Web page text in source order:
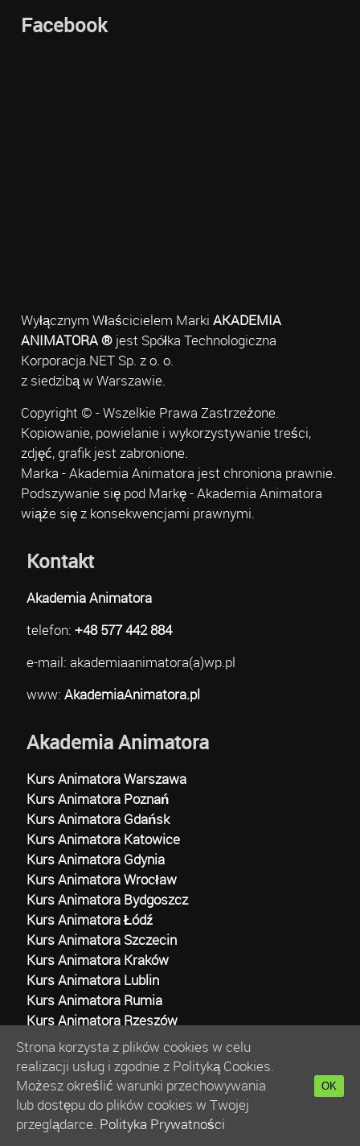
Facebook
Wyłącznym Właścicielem Marki AKADEMIA
ANIMATORA ®jest Spółka Technologiczna
Korporacja.NET Sp. z o. o.
z siedzibą w Warszawie.
Copyright © - Wszelkie Prawa Zastrzeżone.
Kopiowanie, powielanie i wykorzystywanie treści,
zdjęć, grafik jest zabronione.
Marka - Akademia Animatora jest chroniona prawnie.
Podszywanie się pod Markę - Akademia Animatora
wiąże się z konsekwencjami prawnymi.
Kontakt
Akademia Animatora
telefon: +48 577 442 884
e-mail: akademiaanimatora(a)wp.pl
www: AkademiaAnimatora.pl
Akademia Animatora
Kurs Animatora Warszawa
Kurs Animatora Poznań
Kurs Animatora Gdańsk
Kurs Animatora Katowice
Kurs Animatora Gdynia
Kurs Animatora Wrocław
Kurs Animatora Bydgoszcz
Kurs Animatora Łódź
Kurs Animatora Szczecin
Kurs Animatora Kraków
Kurs Animatora Lublin
Kurs Animatora Rumia
Kurs Animatora Rzeszów
© 2013 - 2022 -Profesjonalny Kurs Animatora
Strona korzysta z plików cookies w celu
realizacji usług i zgodnie z Polityką Cookies.
Możesz określić warunki przechowywania
lub dostępu do plików cookies w Twojej
przeglądarce. Polityka Prywatności
OK